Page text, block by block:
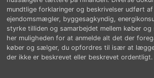
mundtlige forklaringer og beskrivelser udført
ejendomsmægler, byggesagkyndig,
styrke tilliden og samarbejdet mellem køber
her muligheden for at anmelde alt det der
køber og sælger, du opfordres til især at
der ikke er beskrevet eller beskrevet ordentligt.